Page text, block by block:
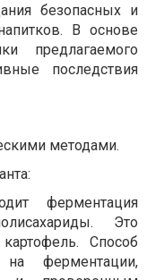
безопасных и
В основе
предлагаемого
последствия
методами.
ферментация
Это
Способ
на ферментации,